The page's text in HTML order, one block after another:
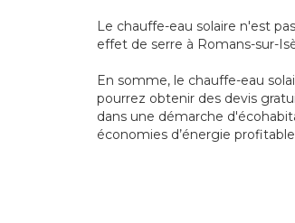
Le chauffe-eau solaire n'est
effet de serre à Romans-sur-
En somme, le chauffe-eau
pourrez obtenir des devis
dans une démarche
économies d’énergie